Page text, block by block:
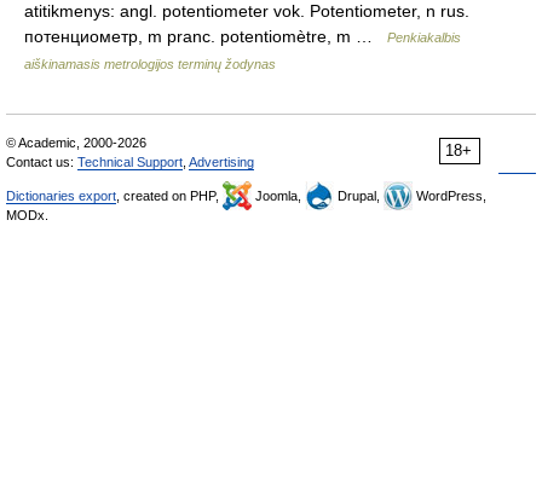
atitikmenys: angl. potentiometer vok. Potentiometer, n rus.
потенциометр, m pranc. potentiomètre, m …
Penkiakalbis
aiškinamasis metrologijos terminų žodynas
18+
© Academic, 2000-2026
Contact us: Technical Support Advertising
Dictionaries export , created on PHP, Joomla, Drupal,
WordPress,
MODx.